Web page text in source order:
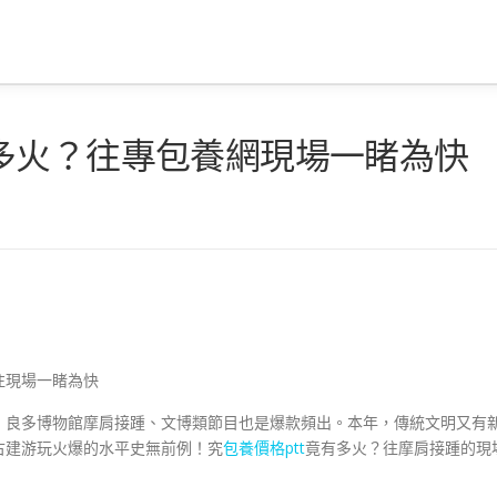
？往專包養網現場一睹為快
現場一睹為快
多博物館摩肩接踵、文博類節目也是爆款頻出。本年，傳統文明又有
游玩火爆的水平史無前例！究包養價格ptt竟有多火？往摩肩接踵的現